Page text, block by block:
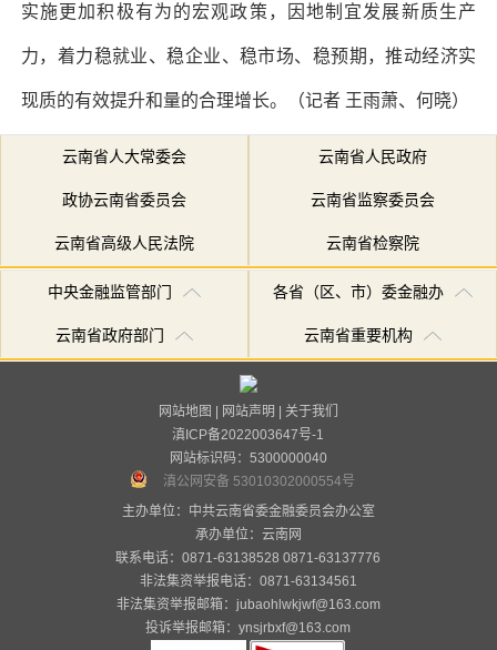
实施更加积极有为的宏观政策，因地制宜发展新质生产
力，着力稳就业、稳企业、稳市场、稳预期，推动经济实
现质的有效提升和量的合理增长。（记者 王雨萧、何晓）
云南省人大常委会 云南省人民政府
政协云南省委员会 云南省监察委员会
云南省高级人民法院 云南省检察院
中央金融监管部门 各省（区、市）委金融办
云南省政府部门 云南省重要机构
网站地图 | 网站声明 | 关于我们
滇ICP备2022003647号-1
网站标识码：5300000040
滇公网安备 53010302000554号
主办单位：中共云南省委金融委员会办公室
承办单位： 云南网
联系电话：0871-63138528 0871-63137776
非法集资举报电话：0871-63134561
非法集资举报邮箱：jubaohlwkjwf@163.com
投诉举报邮箱：ynsjrbxf@163.com